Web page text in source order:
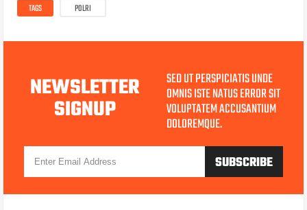
TAGS POLRI
NEWSLETTER
SIGNUP
SED UT PERSPICIATIS UNDE
OMNIS ISTE NATUS ERROR SIT
VOLUPTATEM ACCUSANTIUM
DOLOREMQUE.